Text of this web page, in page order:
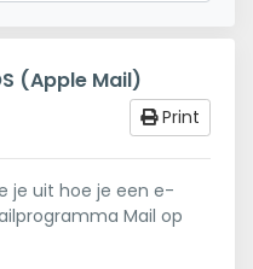
(Apple Mail)
Print
je uit hoe je een e-
Mail op